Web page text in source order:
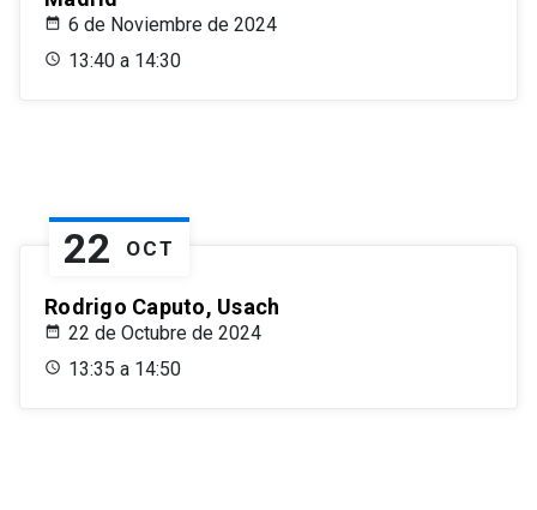
6 de Noviembre de 2024
13:40 a 14:30
22 OCT
Rodrigo Caputo, Usach
22 de Octubre de 2024
13:35 a 14:50